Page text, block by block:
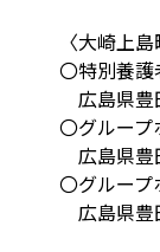
〈大崎上島
〇特別養
広島県豊
〇グルー
広島県豊
〇グルー
広島県豊